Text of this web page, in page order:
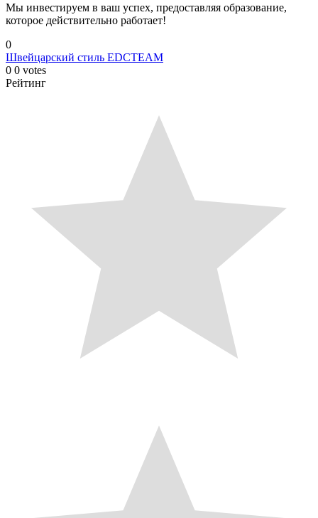
Мы инвестируем в ваш успех, предоставляя образование,
которое действительно работает!
0
Швейцарский стиль EDCTEAM
0 0 votes
Рейтинг